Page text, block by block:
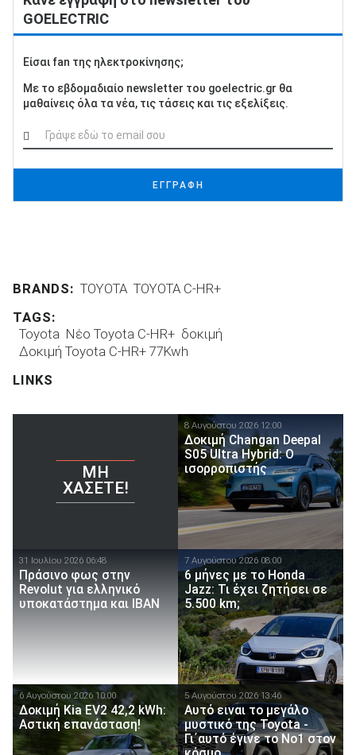
GOELECTRIC
Είσαι fan της ηλεκτροκίνησης;
Με το εβδομαδιαίο newsletter του goelectric.gr θα
μαθαίνεις όλα τα νέα, τις τάσεις και τις εξελίξεις.
ΕΓΓΡΑΦΗ
BRANDS: TOYOTA TOYOTA C-HR+
TAGS:
Toyota Νέο Toyota C-HR+ δοκιμή
Δοκιμή Toyota C-HR+ 77Kwh
LINKS
ΜΗ
ΧΆΣΕΤΕ!
8 Αυγούστου 2026 12:00
Δοκιμή Changan Deepal
S05 Ultra Hybrid: Ο
ισορροπιστής
31 Ιουλίου 2026 06:48
Πράσινο φως στην
Revolut για ελληνικό
υποκατάστημα και IBAN
7 Αυγούστου 2026 08:00
6 μήνες με το Honda
Jazz: Τι έχει ζητήσει σε
5.500 km;
6 Αυγούστου 2026 10:00
Δοκιμή Kia EV2 42,2 kWh:
Αστική επανάσταση!
5 Αυγούστου 2026 13:46
Αυτό ειναι τo μεγάλο
μυστικό της Toyota -
Γι΄αυτό έγινε το Νο1 στον